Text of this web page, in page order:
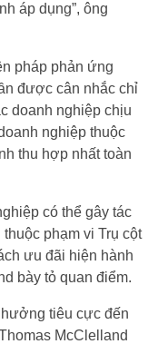
áp dụng”, ông
pháp phản ứng
được cân nhắc chỉ
doanh nghiệp chịu
nghiệp thuộc
thu hợp nhất toàn
có thể gây tác
phạm vi Trụ cột
ưu đãi hiện hành
bày tỏ quan điểm.
tiêu cực đến
McClelland